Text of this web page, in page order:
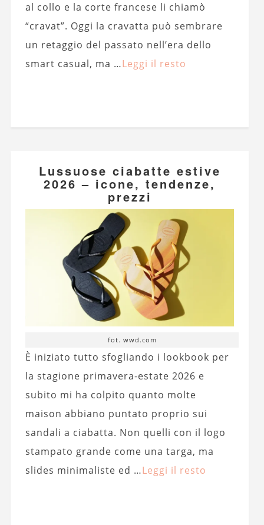
al collo e la corte francese li chiamò
“cravat”. Oggi la cravatta può sembrare
un retaggio del passato nell’era dello
smart casual, ma …Leggi il resto
Lussuose ciabatte estive
2026 – icone, tendenze,
prezzi
fot. wwd.com
È iniziato tutto sfogliando i lookbook per
la stagione primavera-estate 2026 e
subito mi ha colpito quanto molte
maison abbiano puntato proprio sui
sandali a ciabatta. Non quelli con il logo
stampato grande come una targa, ma
slides minimaliste ed …Leggi il resto